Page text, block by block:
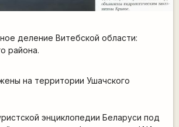
деление Витебской области:
района.
на территории Ушачского
энциклопедии Беларуси под